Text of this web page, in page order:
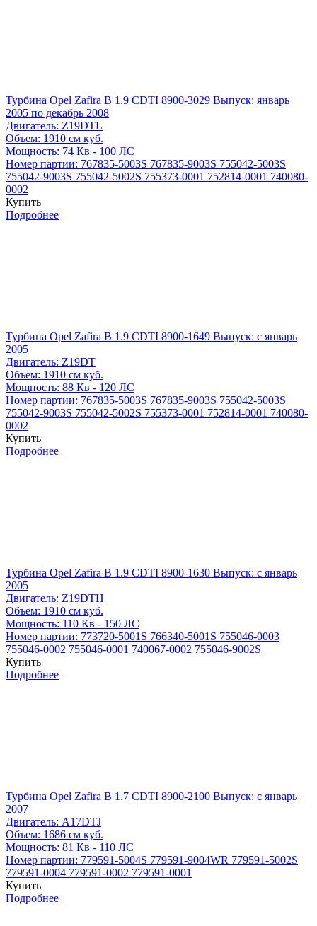
Турбина Opel Zafira B 1.9 CDTI 8900-3029 Выпуск: январь
2005 по декабрь 2008
Двигатель: Z19DTL
Объем: 1910 см куб.
Мощность: 74 Кв - 100 ЛС
Номер партии: 767835-5003S 767835-9003S 755042-5003S
755042-9003S 755042-5002S 755373-0001 752814-0001 740080-
0002
Купить
Подробнее
Турбина Opel Zafira B 1.9 CDTI 8900-1649 Выпуск: с январь
2005
Двигатель: Z19DT
Объем: 1910 см куб.
Мощность: 88 Кв - 120 ЛС
Номер партии: 767835-5003S 767835-9003S 755042-5003S
755042-9003S 755042-5002S 755373-0001 752814-0001 740080-
0002
Купить
Подробнее
Турбина Opel Zafira B 1.9 CDTI 8900-1630 Выпуск: с январь
2005
Двигатель: Z19DTH
Объем: 1910 см куб.
Мощность: 110 Кв - 150 ЛС
Номер партии: 773720-5001S 766340-5001S 755046-0003
755046-0002 755046-0001 740067-0002 755046-9002S
Купить
Подробнее
Турбина Opel Zafira B 1.7 CDTI 8900-2100 Выпуск: с январь
2007
Двигатель: A17DTJ
Объем: 1686 см куб.
Мощность: 81 Кв - 110 ЛС
Номер партии: 779591-5004S 779591-9004WR 779591-5002S
779591-0004 779591-0002 779591-0001
Купить
Подробнее